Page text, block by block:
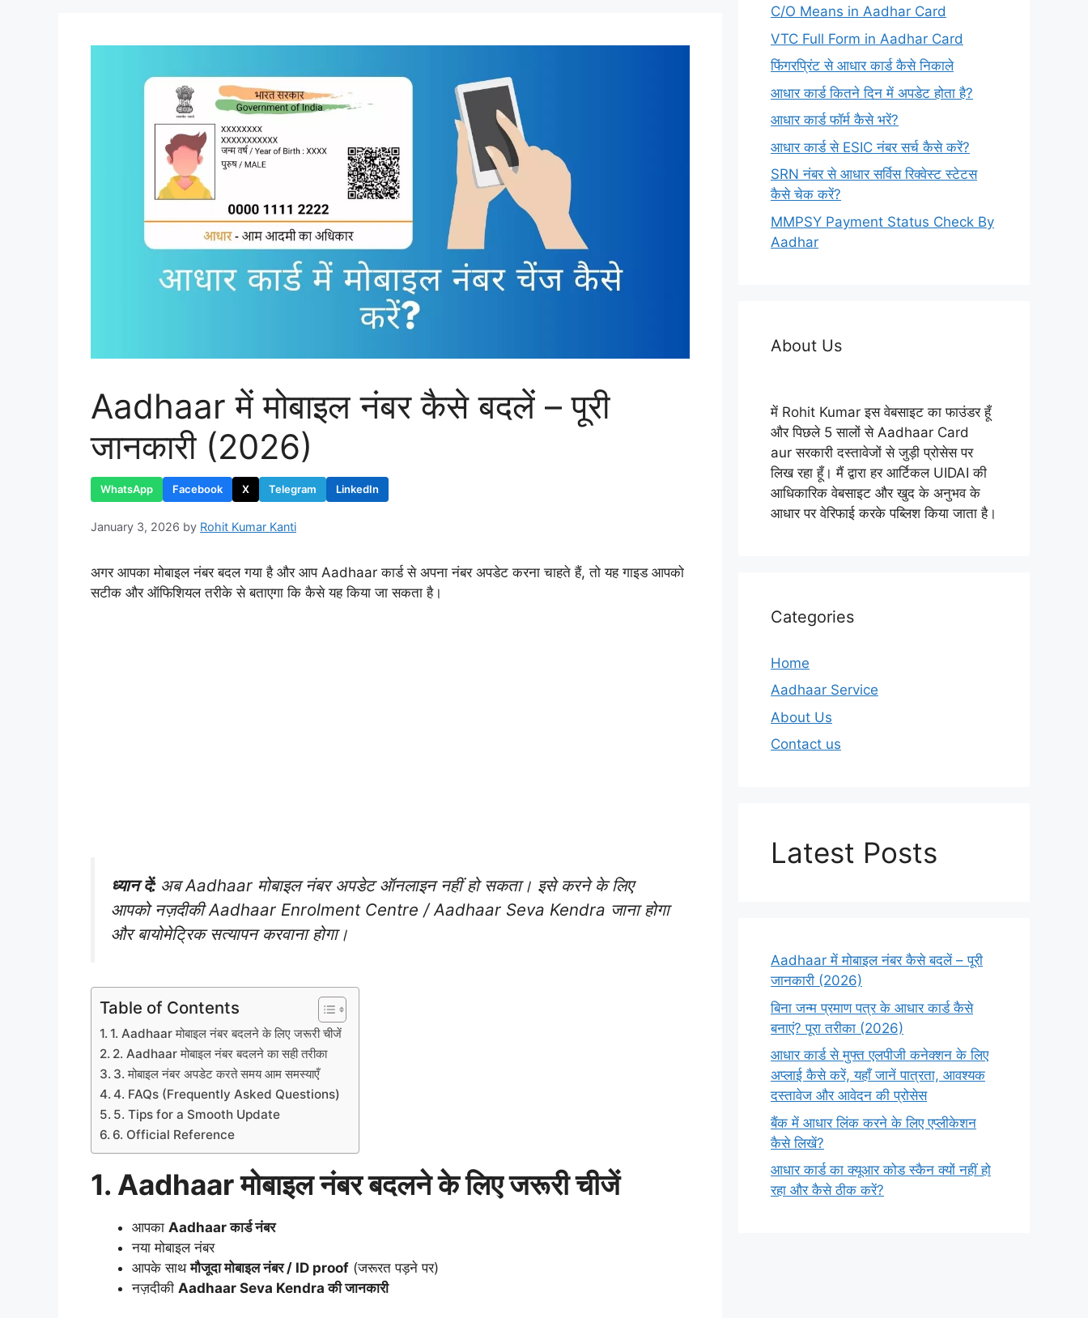
Aadhaar में मोबाइल नंबर कैसे बदलें – पूरी
जानकारी (2026)
WhatsApp Facebook X Telegram LinkedIn
January 3, 2026 by Rohit Kumar Kanti
अगर आपका मोबाइल नंबर बदल गया है और आप Aadhaar कार्ड से अपना नंबर अपडेट करना चाहते हैं, तो यह गाइड आपको
सटीक और ऑफिशियल तरीके से बताएगा कि कैसे यह किया जा सकता है।
ध्यान दें: अब Aadhaar मोबाइल नंबर अपडेट ऑनलाइन नहीं हो सकता। इसे करने के लिए
आपको नज़दीकी Aadhaar Enrolment Centre / Aadhaar Seva Kendra जाना होगा
और बायोमेट्रिक सत्यापन करवाना होगा।
Table of Contents
1. Aadhaar मोबाइल नंबर बदलने के लिए जरूरी चीजें
2. Aadhaar मोबाइल नंबर बदलने का सही तरीका
3. मोबाइल नंबर अपडेट करते समय आम समस्याएँ
4. FAQs (Frequently Asked Questions)
5. Tips for a Smooth Update
6. Official Reference
1. Aadhaar मोबाइल नंबर बदलने के लिए जरूरी चीजें
आपका Aadhaar कार्ड नंबर
नया मोबाइल नंबर
आपके साथमौजूदा मोबाइल नंबर / ID proof (जरूरत पड़ने पर)
नज़दीकी Aadhaar Seva Kendra की जानकारी
C/O Means in Aadhar Card
VTC Full Form in Aadhar Card
फिंगरप्रिंट से आधार कार्ड कैसे निकाले
आधार कार्ड कितने दिन में अपडेट होता है?
आधार कार्ड फॉर्म कैसे भरें?
आधार कार्ड से ESIC नंबर सर्च कैसे करें?
SRN नंबर से आधार सर्विस रिक्वेस्ट स्टेटस
कैसे चेक करें?
MMPSY Payment Status Check By
Aadhar
About Us
में Rohit Kumar इस वेबसाइट का फाउंडर हूँ
और पिछले 5 सालों से Aadhaar Card
aur सरकारी दस्तावेजों से जुड़ी प्रोसेस पर
लिख रहा हूँ। मैं द्वारा हर आर्टिकल UIDAI की
आधिकारिक वेबसाइट और खुद के अनुभव के
आधार पर वेरिफाई करके पब्लिश किया जाता है।
Categories
Home
Aadhaar Service
About Us
Contact us
Latest Posts
Aadhaar में मोबाइल नंबर कैसे बदलें – पूरी
जानकारी (2026)
बिना जन्म प्रमाण पत्र के आधार कार्ड कैसे
बनाएं? पूरा तरीका (2026)
आधार कार्ड से मुफ्त एलपीजी कनेक्शन के लिए
अप्लाई कैसे करें, यहाँ जानें पात्रता, आवश्यक
दस्तावेज और आवेदन की प्रोसेस
बैंक में आधार लिंक करने के लिए एप्लीकेशन
कैसे लिखें?
आधार कार्ड का क्यूआर कोड स्कैन क्यों नहीं हो
रहा और कैसे ठीक करें?